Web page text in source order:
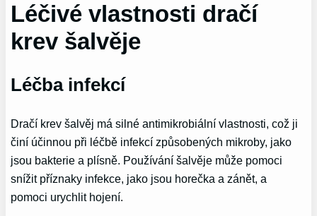
Léčivé vlastnosti dračí
krev šalvěje
Léčba infekcí
Dračí krev šalvěj má silné antimikrobiální vlastnosti, což ji
činí účinnou při léčbě infekcí způsobených mikroby, jako
jsou bakterie a plísně. Používání šalvěje může pomoci
snížit příznaky infekce, jako jsou horečka a zánět, a
pomoci urychlit hojení.